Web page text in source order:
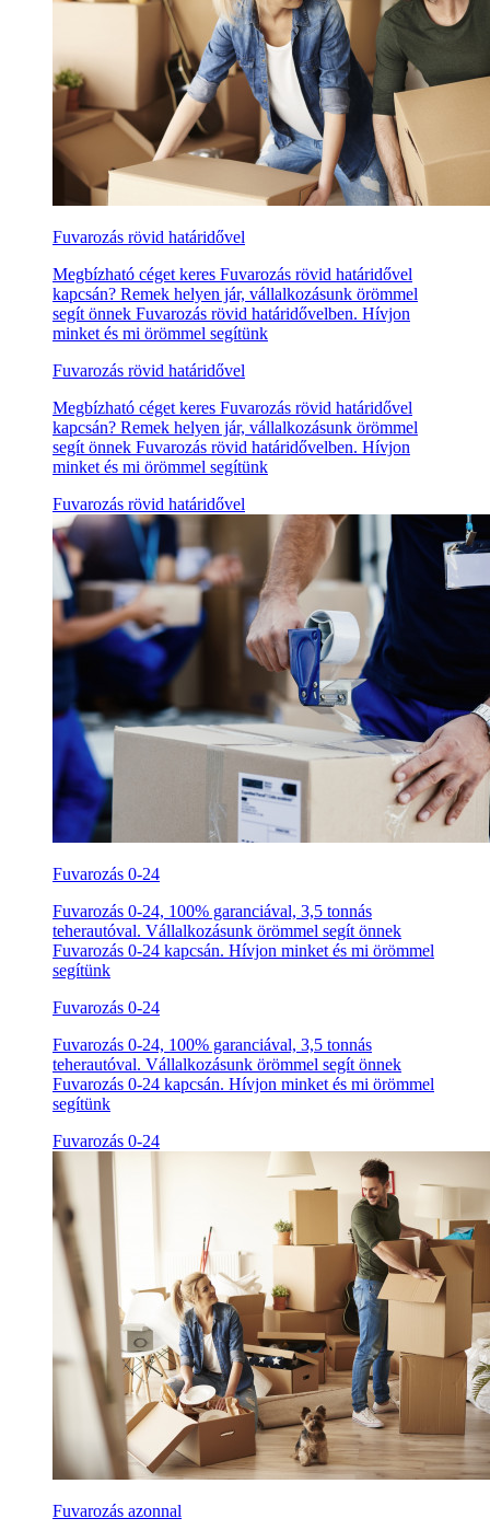
Fuvarozás rövid határidővel
Megbízható céget keres Fuvarozás rövid határidővel
kapcsán? Remek helyen jár, vállalkozásunk örömmel
segít önnek Fuvarozás rövid határidővelben. Hívjon
minket és mi örömmel segítünk
Fuvarozás rövid határidővel
Megbízható céget keres Fuvarozás rövid határidővel
kapcsán? Remek helyen jár, vállalkozásunk örömmel
segít önnek Fuvarozás rövid határidővelben. Hívjon
minket és mi örömmel segítünk
Fuvarozás rövid határidővel
Fuvarozás 0-24
Fuvarozás 0-24, 100% garanciával, 3,5 tonnás
teherautóval. Vállalkozásunk örömmel segít önnek
Fuvarozás 0-24 kapcsán. Hívjon minket és mi örömmel
segítünk
Fuvarozás 0-24
Fuvarozás 0-24, 100% garanciával, 3,5 tonnás
teherautóval. Vállalkozásunk örömmel segít önnek
Fuvarozás 0-24 kapcsán. Hívjon minket és mi örömmel
segítünk
Fuvarozás 0-24
Fuvarozás azonnal